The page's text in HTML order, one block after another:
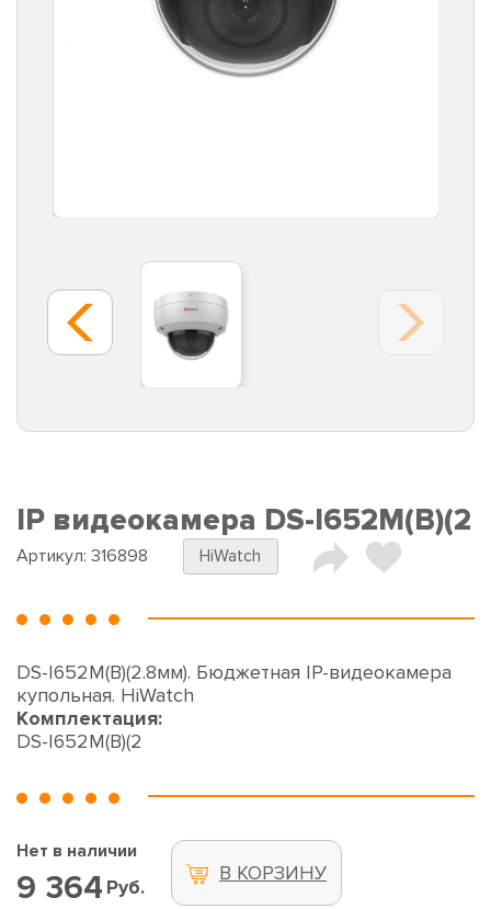
IP видеокамера DS-I652M(B)(2
Артикул: 316898 HiWatch
DS-I652M(B)(2.8мм). Бюджетная IP-видеокамера
купольная. HiWatch
Комплектация:
DS-I652M(B)(2
Нет в наличии
9 364 Руб.
В КОРЗИНУ